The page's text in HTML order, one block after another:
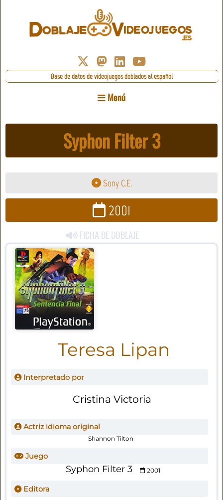
Base de datos de videojuegos doblados al español
Menú
Syphon Filter 3
Sony C.E.
2001
FICHA DE DOBLAJE
Teresa Lipan
Interpretado por
Cristina Victoria
Actriz idioma original
Shannon Tilton
Juego
Syphon Filter 3 2001
Editora